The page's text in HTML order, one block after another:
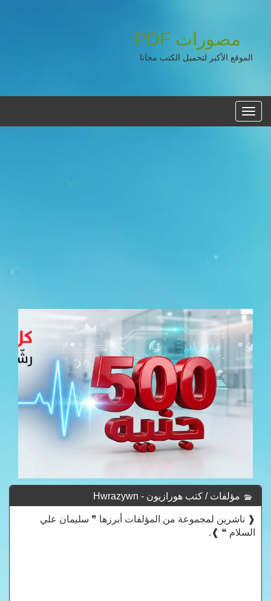
مصورات PDF
الموقع الأكبر لتحميل الكتب مجانا
القائمه
الرئيسية
مؤلفات / كتب هورازيون - Hwrazywn
❰ ناشرين لمجموعة من المؤلفات أبرزها ❞ سليمان علي
السلام ❝ ❱.